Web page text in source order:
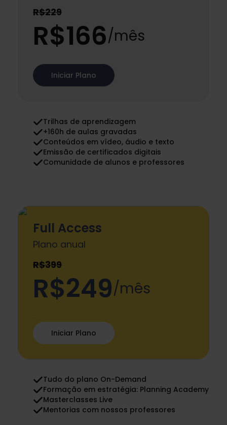
R$229
R$166/mês
Iniciar Plano
Trilhas de aprendizagem
+160h de aulas gravadas
Conteúdos em vídeo, áudio e texto
Emissão de certificados digitais
Comunidade de alunos e professores
Full Access
Plano anual
R$399
R$249/mês
Iniciar Plano
Tudo do plano On-Demand
Formação em estratégia: Planning Academy
Masterclasses Live
Mentorias com nossos professores